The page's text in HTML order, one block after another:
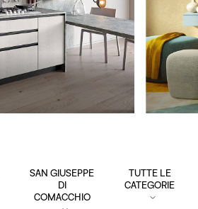
SAN GIUSEPPE
DI
COMACCHIO
TUTTE LE
CATEGORIE